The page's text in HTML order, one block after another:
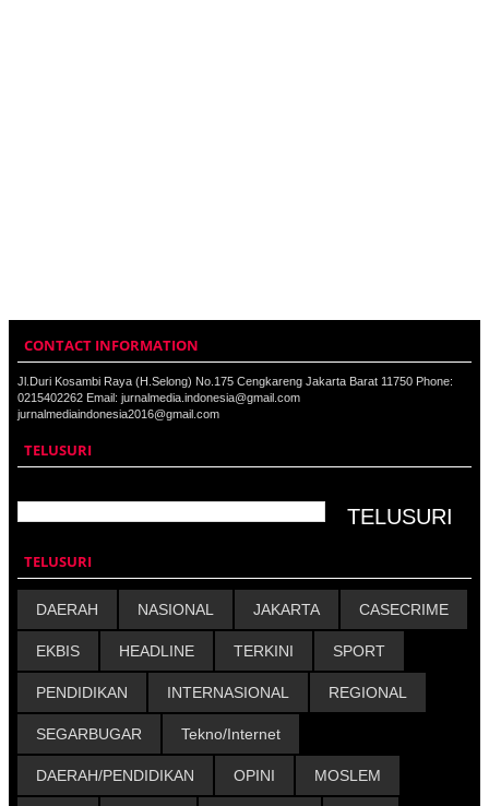
CONTACT INFORMATION
Jl.Duri Kosambi Raya (H.Selong) No.175 Cengkareng Jakarta Barat 11750 Phone:
0215402262 Email: jurnalmedia.indonesia@gmail.com
jurnalmediaindonesia2016@gmail.com
TELUSURI
TELUSURI
DAERAH NASIONAL JAKARTA CASECRIME
EKBIS HEADLINE TERKINI SPORT
PENDIDIKAN INTERNASIONAL REGIONAL
SEGARBUGAR Tekno/Internet
DAERAH/PENDIDIKAN OPINI MOSLEM